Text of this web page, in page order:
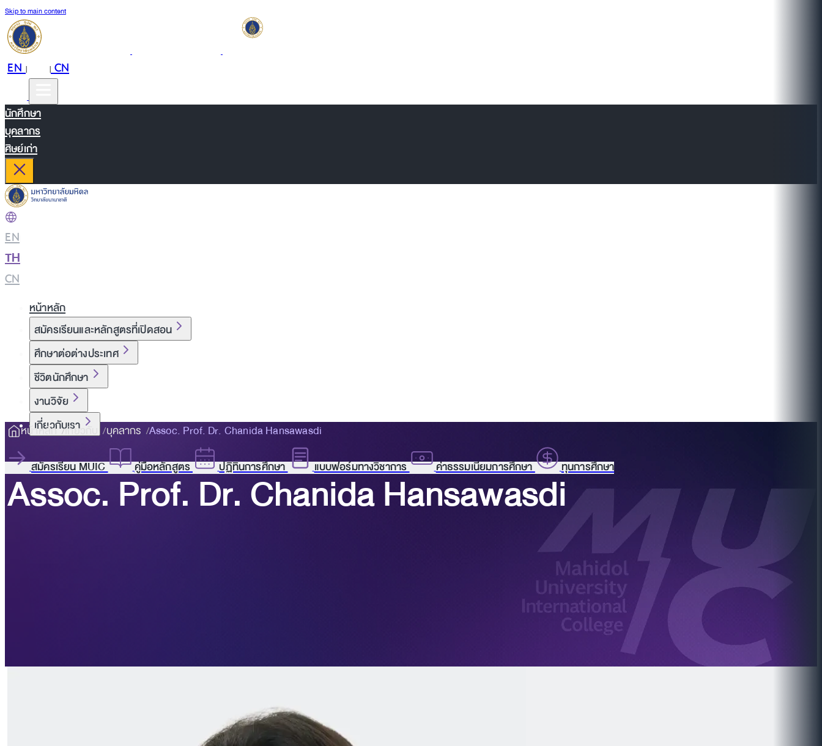
Skip to main content
EN| |CN
นักศึกษา
บุคลากร
ศิษย์เก่า
EN
TH
CN
หน้าหลัก
สมัครเรียนและหลักสูตรที่เปิดสอน
ศึกษาต่อต่างประเทศ
ชีวิตนักศึกษา
งานวิจัย
เกี่ยวกับเรา
สมัครเรียน MUIC คู่มือหลักสูตร ปฏิทินการศึกษา แบบฟอร์มทางวิชาการ ค่าธรรมเนียมการศึกษา ทุนการศึกษา
หน้าหลัก เกี่ยวกับ บุคลากร Assoc. Prof. Dr. Chanida Hansawasdi
Assoc. Prof. Dr. Chanida Hansawasdi